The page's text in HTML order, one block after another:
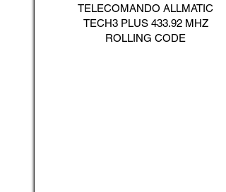
TELECOMANDO ALLMATIC
TECH3 PLUS 433.92 MHZ
ROLLING CODE